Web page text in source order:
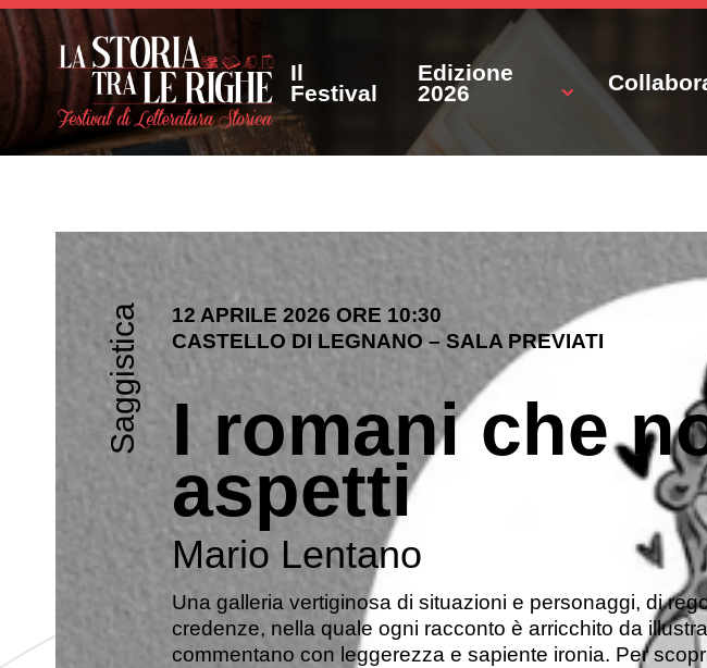
Il
Festival
Edizione
2026
Saggistica
12 APRILE 2026 ORE 10:30
CASTELLO DI LEGNANO – SALA PREVIATI
I romani che
aspetti
Mario Lentano
Una galleria vertiginosa di situazioni e personaggi, di
credenze, nella quale ogni racconto è arricchito da
commentano con leggerezza e sapiente ironia. Per